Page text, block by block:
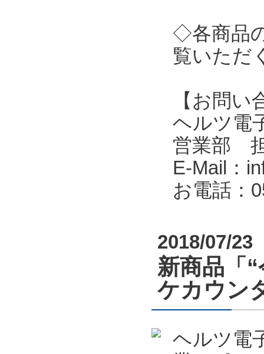
◇各商品
覧いただ
【お問い
ヘルツ電
営業部
E-Mail：
お電話：
2018/07/23
新商品「
ケカウン
ヘルツ電